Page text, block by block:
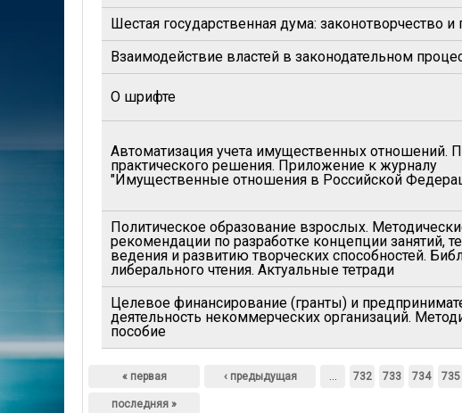
Шестая государственная дума: законотворчество и
Взаимодействие властей в законодательном
О шрифте
Автоматизация учета имущественных отношений.
практического решения. Приложение к журналу
"Имущественные отношения в Российской
Политическое образование взрослых.
рекомендации по разработке концепции занятий,
ведения и развитию творческих способностей.
либерального чтения. Актуальные тетради
Целевое финансирование (гранты) и
деятельность некоммерческих организаций.
пособие
« первая ‹ предыдущая … 732 733 734 735
последняя »